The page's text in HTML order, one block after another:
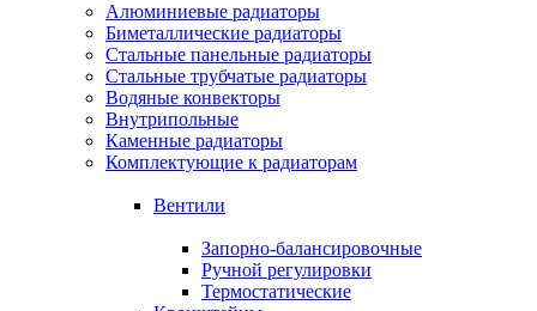
Алюминиевые радиаторы
Биметаллические радиаторы
Стальные панельные радиаторы
Стальные трубчатые радиаторы
Водяные конвекторы
Внутрипольные
Каменные радиаторы
Комплектующие к радиаторам
Вентили
Запорно-балансировочные
Ручной регулировки
Термостатические